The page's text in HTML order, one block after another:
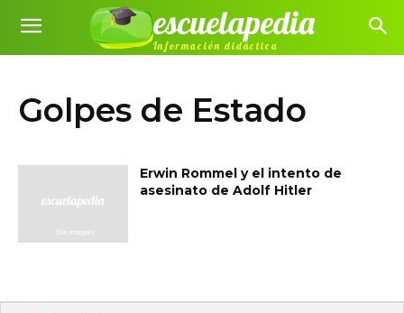
escuelapedia
Información didáctica
Golpes de Estado
Erwin Rommel y el intento de
asesinato de Adolf Hitler